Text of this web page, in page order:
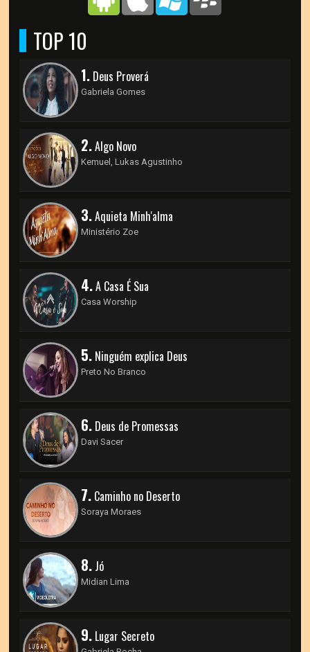
TOP 10
1. Deus Proverá
Gabriela Gomes
2.Algo Novo
Kemuel, Lukas Agustinho
3.Aquieta Minh'alma
Ministério Zoe
4.A Casa É Sua
Casa Worship
5. Ninguém explica Deus
Preto No Branco
6. Deus de Promessas
Davi Sacer
7. Caminho no Deserto
Soraya Moraes
8. Jó
Midian Lima
9. Lugar Secreto